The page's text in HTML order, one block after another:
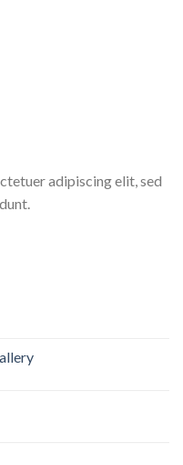
adipiscing elit, sed